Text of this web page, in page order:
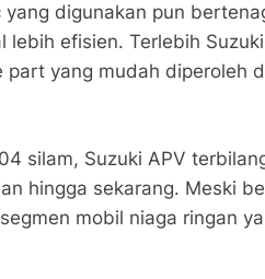
yang digunakan pun
lebih efisien. Terlebih
part yang mudah diperoleh
silam, Suzuki APV
hingga sekarang. Meski
mobil niaga ringan